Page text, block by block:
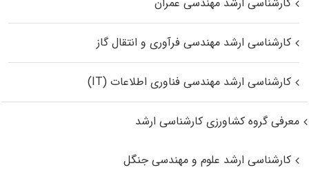
کارشناسی ارشد مهندسی فرآوری و انتقال گاز
کارشناسی ارشد مهندسی فناوری اطلاعات (IT)
معرفی گروه کشاورزی کارشناسی ارشد
کارشناسی ارشد علوم و مهندسی جنگل